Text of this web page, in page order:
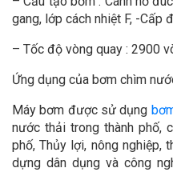
gang, lớp cách nhiệt F, -Cấp
– Tốc độ vòng quay : 2900
Ứng dụng của bơm chìm
Máy bơm được sử dụng
nước thải trong thành phố,
phố, Thủy lợi, nông nghiệp,
dựng dân dụng và công